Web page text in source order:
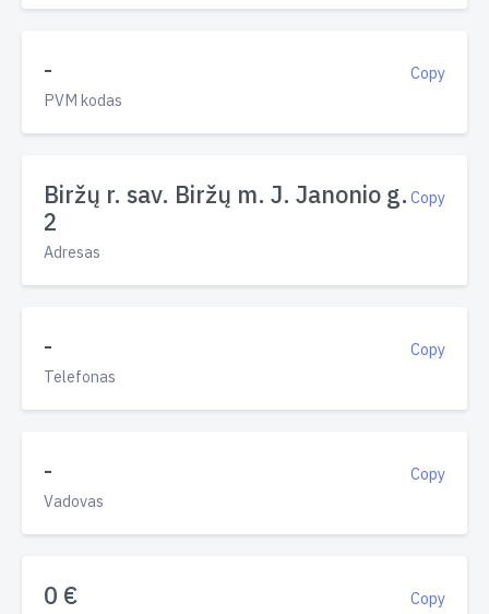
Copy
-
PVM kodas
Copy
Biržų r. sav. Biržų m. J. Janonio g.
2
Adresas
Copy
-
Telefonas
Copy
-
Vadovas
Copy
0 €